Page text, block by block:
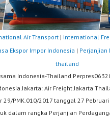
Air Transport| International
Ekspor Impor Indonesia | Perjanjian
thailand
Indonesia-Thailand
Jakarta: Air Freight Jakarta
29/PMK.010/2017 tanggal 27
dalam rangka Perjanjian